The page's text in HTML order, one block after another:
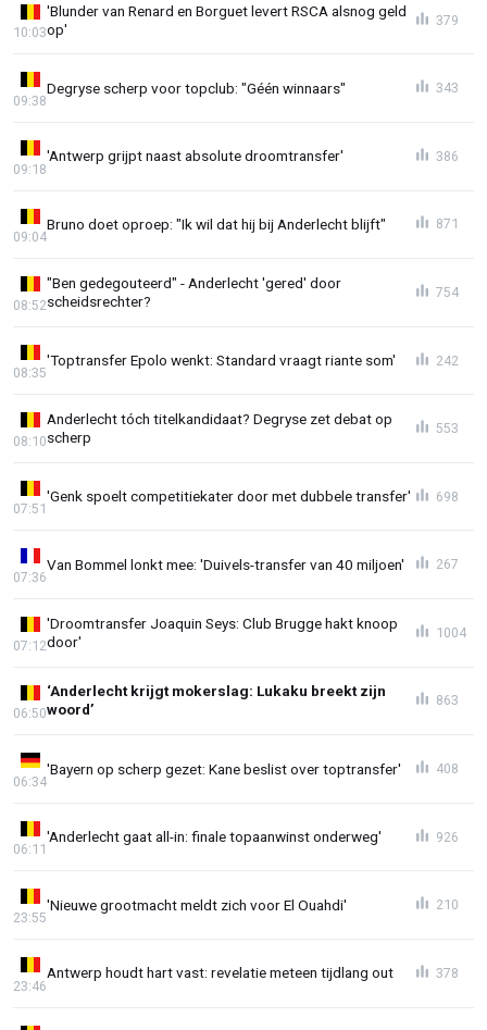
'Blunder van Renard en Borguet levert RSCA alsnog geld
op'
10:03
379
Degryse scherp voor topclub: "Géén winnaars"
09:38
343
'Antwerp grijpt naast absolute droomtransfer'
09:18
386
Bruno doet oproep: "Ik wil dat hij bij Anderlecht blijft"
09:04
871
"Ben gedegouteerd" - Anderlecht 'gered' door
scheidsrechter?
08:52
754
'Toptransfer Epolo wenkt: Standard vraagt riante som'
08:35
242
Anderlecht tóch titelkandidaat? Degryse zet debat op
scherp
08:10
553
'Genk spoelt competitiekater door met dubbele transfer'
07:51
698
Van Bommel lonkt mee: 'Duivels-transfer van 40 miljoen'
07:36
267
'Droomtransfer Joaquin Seys: Club Brugge hakt knoop
door'
07:12
1004
‘Anderlecht krijgt mokerslag: Lukaku breekt zijn
woord’
06:50
863
'Bayern op scherp gezet: Kane beslist over toptransfer'
06:34
408
'Anderlecht gaat all-in: finale topaanwinst onderweg'
06:11
926
'Nieuwe grootmacht meldt zich voor El Ouahdi'
23:55
210
Antwerp houdt hart vast: revelatie meteen tijdlang out
23:46
378